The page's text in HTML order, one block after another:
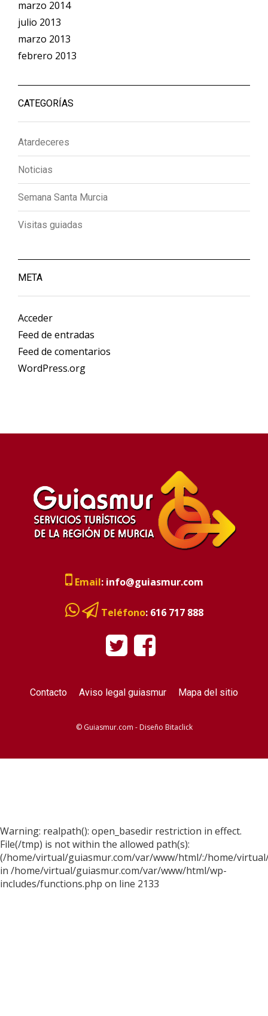
marzo 2014
julio 2013
marzo 2013
febrero 2013
CATEGORÍAS
Atardeceres
Noticias
Semana Santa Murcia
Visitas guiadas
META
Acceder
Feed de entradas
Feed de comentarios
WordPress.org
Email: info@guiasmur.com
Teléfono: 616 717 888
Contacto Aviso legal guiasmur Mapa del sitio
© Guiasmur.com - Diseño Bitaclick
Warning: realpath(): open_basedir restriction in effect.
File(/tmp) is not within the allowed path(s):
(/home/virtual/guiasmur.com/var/www/html/:/home/
in /home/virtual/guiasmur.com/var/www/html/wp-
includes/functions.php on line 2133